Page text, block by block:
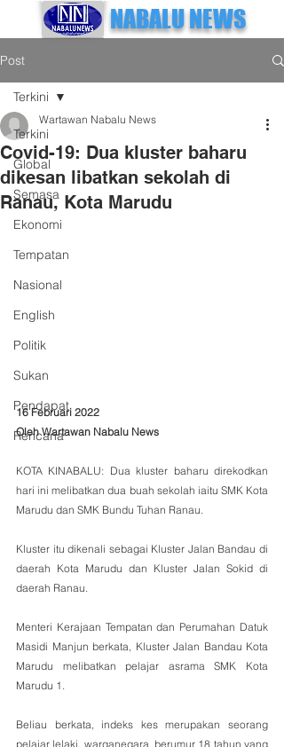
NABALU NEWS
Post
Terkini
Global
Semasa
Ekonomi
Tempatan
Nasional
English
Politik
Sukan
Pendapat
Rencana
Terkini
Covid-19: Dua kluster baharu
dikesan libatkan sekolah di
Ranau, Kota Marudu
Wartawan Nabalu News
16 Februari 2022
Oleh Wartawan Nabalu News
KOTA KINABALU: Dua kluster baharu direkodkan
hari ini melibatkan dua buah sekolah iaitu SMK Kota
Marudu dan SMK Bundu Tuhan Ranau.
Kluster itu dikenali sebagai Kluster Jalan Bandau di
daerah Kota Marudu dan Kluster Jalan Sokid di
daerah Ranau.
Menteri Kerajaan Tempatan dan Perumahan Datuk
Masidi Manjun berkata, Kluster Jalan Bandau Kota
Marudu melibatkan pelajar asrama SMK Kota
Marudu 1.
Beliau berkata, indeks kes merupakan seorang
pelajar lelaki, warganegara, berumur 18 tahun yang